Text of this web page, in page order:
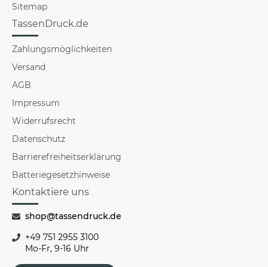
Sitemap
TassenDruck.de
Zahlungsmöglichkeiten
Versand
AGB
Impressum
Widerrufsrecht
Datenschutz
Barrierefreiheitserklärung
Batteriegesetzhinweise
Kontaktiere uns
shop@tassendruck.de
+49 751 2955 3100
Mo-Fr, 9-16 Uhr